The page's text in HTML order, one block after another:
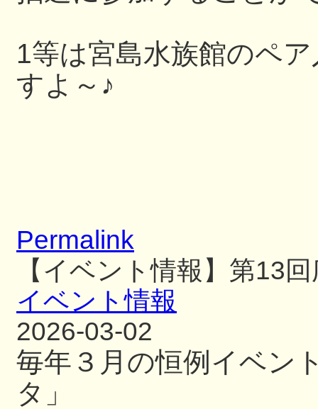
1等は宮島水族館のペ
すよ～♪
Permalink
【イベント情報】第13
イベント情報
2026-03-02
毎年３月の恒例イベン
タ」